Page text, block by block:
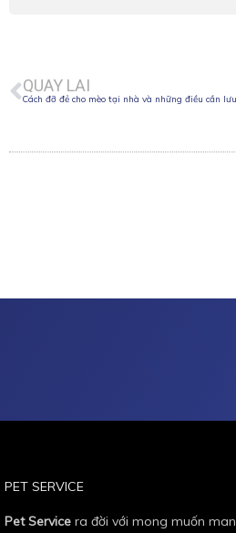
QUAY LẠI
Cách đỡ đẻ cho mèo tại nhà và những điều cần
PET SERVICE
Pet Service ra đời với mong muốn